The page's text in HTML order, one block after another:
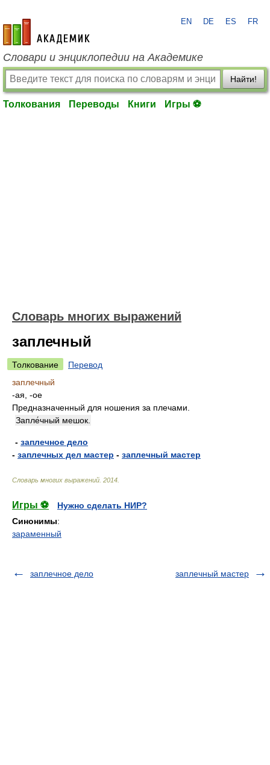
academic.ru
EN DE ES FR
Словари и энциклопедии на Академике
Найти!
Толкования Переводы Книги Игры ⚽
Словарь многих выражений
заплечный
Толкование
Перевод
заплечный
-ая, -ое
Предназначенный для ношения за плечами.
Запле́чный мешок.
- заплечное дело
- заплечных дел мастер - заплечный мастер
Словарь многих выражений 2014
Игры ⚽
Нужно сделать НИР?
Синонимы:
зараменный
заплечное дело заплечный мастер